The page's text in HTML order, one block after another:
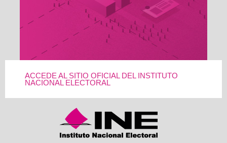
ACCEDE AL SITIO OFICIAL DEL INSTITUTO
NACIONAL ELECTORAL